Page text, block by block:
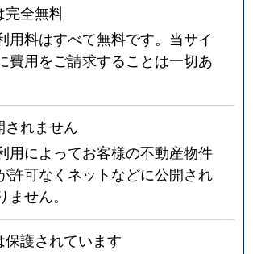
完全無料
用料はすべて無料です。当サイ
費用をご請求することは一切あ
されません
用によってお客様の不動産物件
許可なくネットなどに公開され
せん。
保護されています